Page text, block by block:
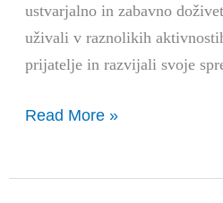
ustvarjalno in zabavno
uživali v raznolikih
prijatelje in razvijali svoje
Read More »